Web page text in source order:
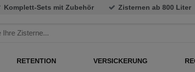
Komplett-Sets mit Zubehör Zisternen ab 800 Liter
RETENTION VERSICKERUNG